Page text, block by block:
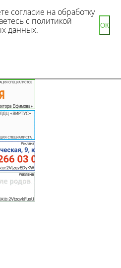
согласие на обработку
с политикой
данных.
ОК